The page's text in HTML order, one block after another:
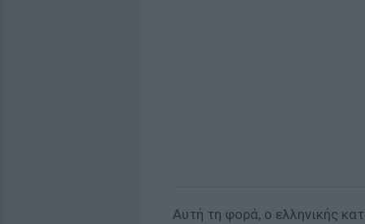
Αυτή τη φορά, ο ελληνικής